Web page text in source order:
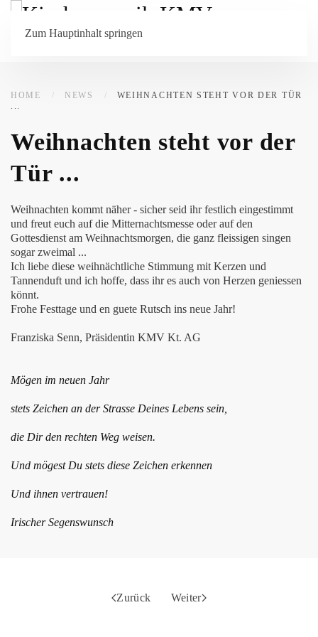
Zum Hauptinhalt springen
HOME NEWS
WEIHNACHTEN STEHT VOR DER TÜR
...
Weihnachten steht vor der
Tür ...
Weihnachten kommt näher - sicher seid ihr festlich eingestimmt
und freut euch auf die Mitternachtsmesse oder auf den
Gottesdienst am Weihnachtsmorgen, die ganz fleissigen singen
sogar zweimal ...
Ich liebe diese weihnächtliche Stimmung mit Kerzen und
Tannenduft und ich hoffe, dass ihr es auch von Herzen geniessen
könnt.
Frohe Festtage und en guete Rutsch ins neue Jahr!
Franziska Senn, Präsidentin KMV Kt. AG
Mögen im neuen Jahr
stets Zeichen an der Strasse Deines Lebens sein,
die Dir den rechten Weg weisen.
Und mögest Du stets diese Zeichen erkennen
Und ihnen vertrauen!
Irischer Segenswunsch
Zurück Weiter